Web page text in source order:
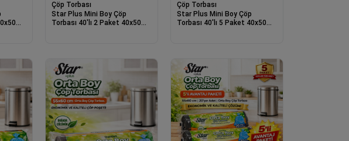
Çöp Torbası
Star Plus Mini Boy Çöp
Torbası 40'lı 2 Paket 40x50
Çöp Torbası
Star Plus Mini Boy Çöp
Torbası 40'lı 5 Paket 40x50